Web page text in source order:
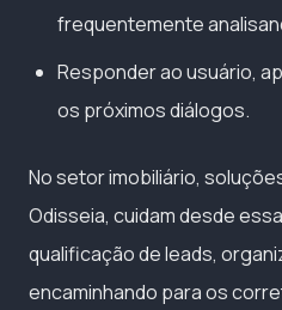
frequentemente
Responder ao usuário,
os próximos diálogos.
No setor imobiliário,
Odisseia, cuidam desde
qualificação de leads,
encaminhando para os